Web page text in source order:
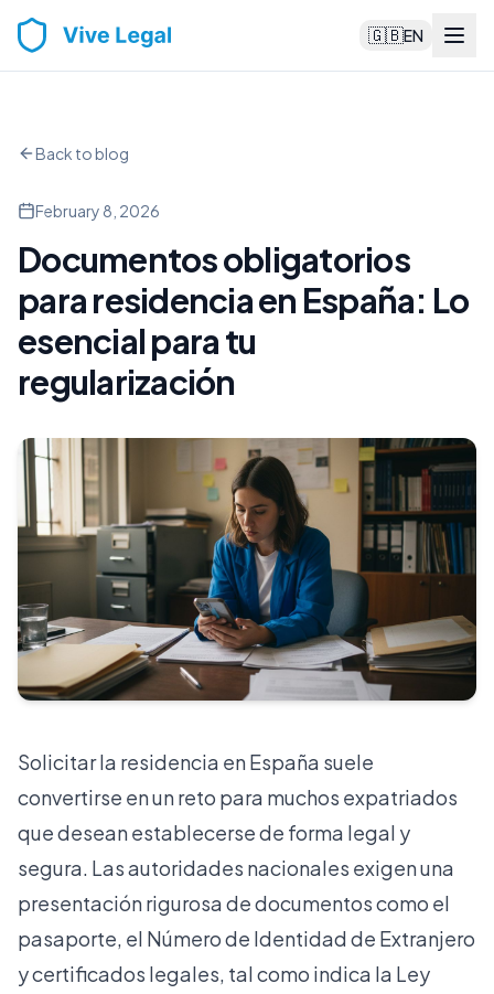
🇬🇧EN
Back to blog
February 8, 2026
Documentos obligatorios
para residencia en España: Lo
esencial para tu
regularización
Solicitar la residencia en España suele
convertirse en un reto para muchos expatriados
que desean establecerse de forma legal y
segura. Las autoridades nacionales exigen una
presentación rigurosa de documentos como el
pasaporte, el Número de Identidad de Extranjero
y certificados legales, tal como indica la Ley